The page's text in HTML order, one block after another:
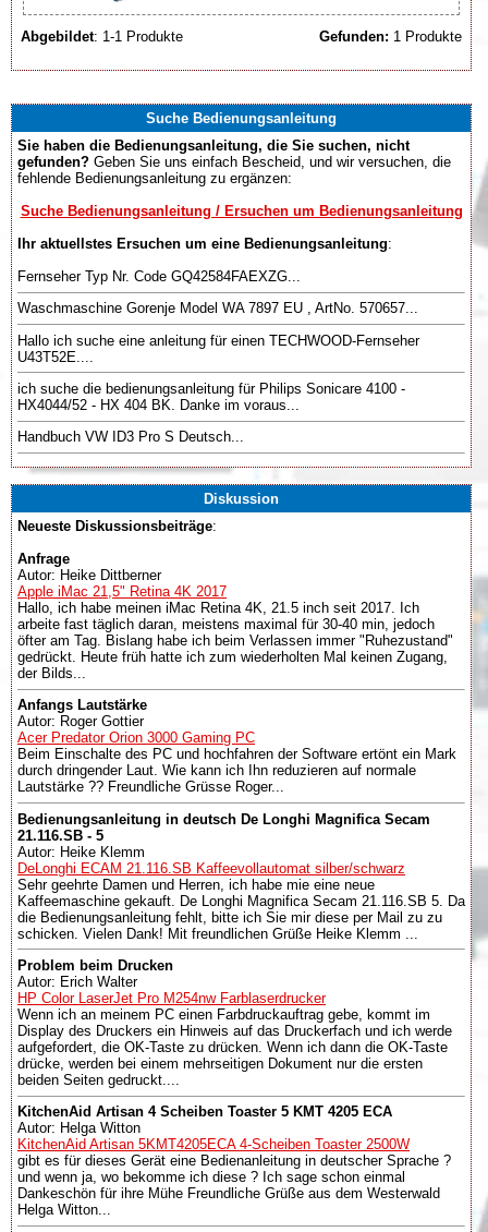
Abgebildet: 1-1 Produkte Gefunden: 1 Produkte
Suche Bedienungsanleitung
Sie haben die Bedienungsanleitung, die Sie suchen, nicht
gefunden? Geben Sie uns einfach Bescheid, und wir versuchen, die
fehlende Bedienungsanleitung zu ergänzen:
Suche Bedienungsanleitung / Ersuchen um Bedienungsanleitung
Ihr aktuellstes Ersuchen um eine Bedienungsanleitung:
Fernseher Typ Nr. Code GQ42584FAEXZG...
Waschmaschine Gorenje Model WA 7897 EU , ArtNo. 570657...
Hallo ich suche eine anleitung für einen TECHWOOD-Fernseher
U43T52E....
ich suche die bedienungsanleitung für Philips Sonicare 4100 -
HX4044/52 - HX 404 BK. Danke im voraus...
Handbuch VW ID3 Pro S Deutsch...
Diskussion
Neueste Diskussionsbeiträge:
Anfrage
Autor: Heike Dittberner
Apple iMac 21,5" Retina 4K 2017
Hallo, ich habe meinen iMac Retina 4K, 21.5 inch seit 2017. Ich
arbeite fast täglich daran, meistens maximal für 30-40 min, jedoch
öfter am Tag. Bislang habe ich beim Verlassen immer "Ruhezustand"
gedrückt. Heute früh hatte ich zum wiederholten Mal keinen Zugang,
der Bilds...
Anfangs Lautstärke
Autor: Roger Gottier
Acer Predator Orion 3000 Gaming PC
Beim Einschalte des PC und hochfahren der Software ertönt ein Mark
durch dringender Laut. Wie kann ich Ihn reduzieren auf normale
Lautstärke ?? Freundliche Grüsse Roger...
Bedienungsanleitung in deutsch De Longhi Magnifica Secam
21.116.SB - 5
Autor: Heike Klemm
DeLonghi ECAM 21.116.SB Kaffeevollautomat silber/schwarz
Sehr geehrte Damen und Herren, ich habe mie eine neue
Kaffeemaschine gekauft. De Longhi Magnifica Secam 21.116.SB 5. Da
die Bedienungsanleitung fehlt, bitte ich Sie mir diese per Mail zu zu
schicken. Vielen Dank! Mit freundlichen Grüße Heike Klemm ...
Problem beim Drucken
Autor: Erich Walter
HP Color LaserJet Pro M254nw Farblaserdrucker
Wenn ich an meinem PC einen Farbdruckauftrag gebe, kommt im
Display des Druckers ein Hinweis auf das Druckerfach und ich werde
aufgefordert, die OK-Taste zu drücken. Wenn ich dann die OK-Taste
drücke, werden bei einem mehrseitigen Dokument nur die ersten
beiden Seiten gedruckt....
KitchenAid Artisan 4 Scheiben Toaster 5 KMT 4205 ECA
Autor: Helga Witton
KitchenAid Artisan 5KMT4205ECA 4-Scheiben Toaster 2500W
gibt es für dieses Gerät eine Bedienanleitung in deutscher Sprache ?
und wenn ja, wo bekomme ich diese ? Ich sage schon einmal
Dankeschön für ihre Mühe Freundliche Grüße aus dem Westerwald
Helga Witton...